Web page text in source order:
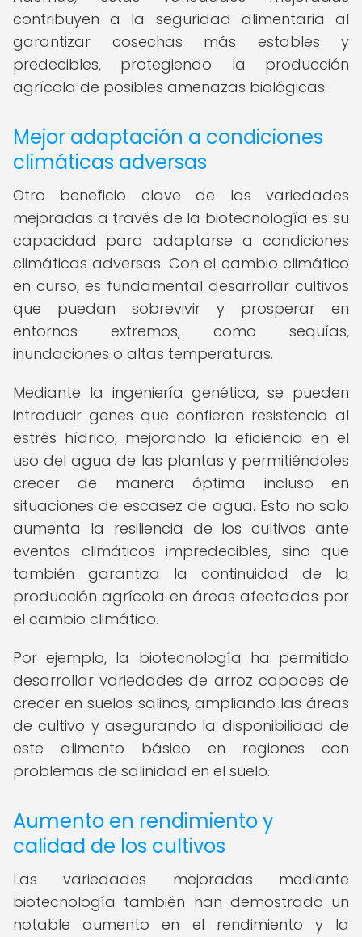
contribuyen a la seguridad alimentaria al
garantizar cosechas más estables y
predecibles, protegiendo la producción
agrícola de posibles amenazas biológicas.
Mejor adaptación a condiciones
climáticas adversas
Otro beneficio clave de las variedades
mejoradas a través de la biotecnología es su
capacidad para adaptarse a condiciones
climáticas adversas. Con el cambio climático
en curso, es fundamental desarrollar cultivos
que puedan sobrevivir y prosperar en
entornos extremos, como sequías,
inundaciones o altas temperaturas.
Mediante la ingeniería genética, se pueden
introducir genes que confieren resistencia al
estrés hídrico, mejorando la eficiencia en el
uso del agua de las plantas y permitiéndoles
crecer de manera óptima incluso en
situaciones de escasez de agua. Esto no solo
aumenta la resiliencia de los cultivos ante
eventos climáticos impredecibles, sino que
también garantiza la continuidad de la
producción agrícola en áreas afectadas por
el cambio climático.
Por ejemplo, la biotecnología ha permitido
desarrollar variedades de arroz capaces de
crecer en suelos salinos, ampliando las áreas
de cultivo y asegurando la disponibilidad de
este alimento básico en regiones con
problemas de salinidad en el suelo.
Aumento en rendimiento y
calidad de los cultivos
Las variedades mejoradas mediante
biotecnología también han demostrado un
notable aumento en el rendimiento y la